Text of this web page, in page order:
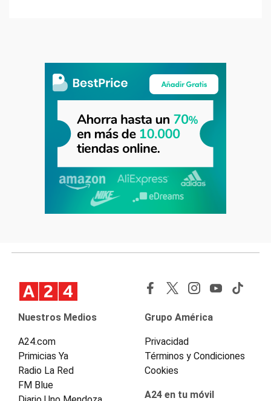
Nuestros Medios
A24.com
Primicias Ya
Radio La Red
FM Blue
Grupo América
Privacidad
Términos y Condiciones
Cookies
A24 en tu móvil